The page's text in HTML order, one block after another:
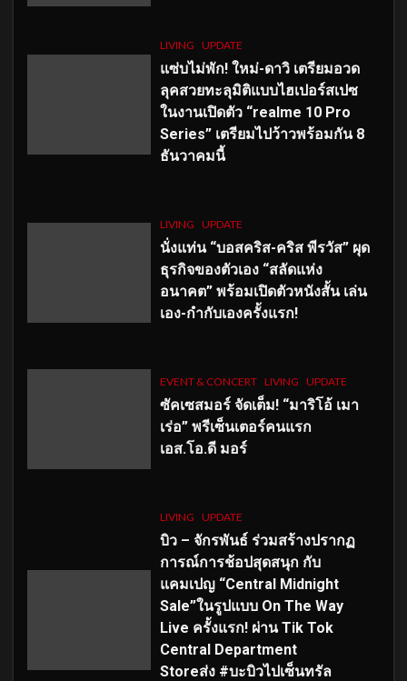
LIVING UPDATE
แซ่บไม่พัก! ใหม่-ดาวิ เตรียมอวด
ลุคสวยทะลุมิติแบบไฮเปอร์สเปซ
ในงานเปิดตัว “realme 10 Pro
Series” เตรียมไปว้าวพร้อมกัน 8
ธันวาคมนี้
LIVING UPDATE
นั่งแท่น “บอสคริส-คริส พีรวัส” ผุด
ธุรกิจของตัวเอง “สลัดแห่ง
อนาคต” พร้อมเปิดตัวหนังสั้น เล่น
เอง-กำกับเองครั้งแรก!
EVENT & CONCERT LIVING UPDATE
ซัคเซสมอร์ จัดเต็ม! “มาริโอ้ เมา
เร่อ” พรีเซ็นเตอร์คนแรก
เอส.โอ.ดี มอร์
LIVING UPDATE
บิว – จักรพันธ์ ร่วมสร้างปรากฏ
การณ์การช้อปสุดสนุก กับ
แคมเปญ “Central Midnight
Sale”ในรูปแบบ On The Way
Live ครั้งแรก! ผ่าน Tik Tok
Central Department
Storeส่ง #บะบิวไปเซ็นทรัล